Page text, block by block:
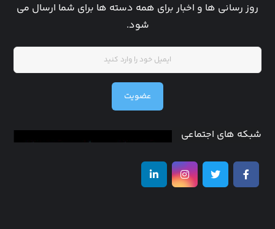
روز رسانی ها و اخبار برای همه دسته ها برای شما ارسال می
شود.
عضویت
شبکه های اجتماعی